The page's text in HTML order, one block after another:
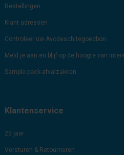
Bestellingen
Klant adressen
Controleer uw Avodesch tegoedbon
Meld je aan en blijf op de hoogte van
Sample-pack-afvalzakken
Klantenservice
25 jaar
Versturen & Retourneren